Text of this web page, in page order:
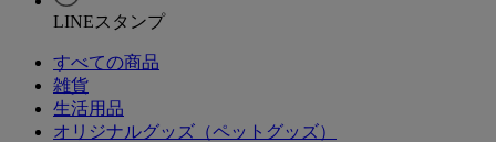
LINEスタンプ
すべての商品
雑貨
生活用品
オリジナルグッズ（ペットグッズ）